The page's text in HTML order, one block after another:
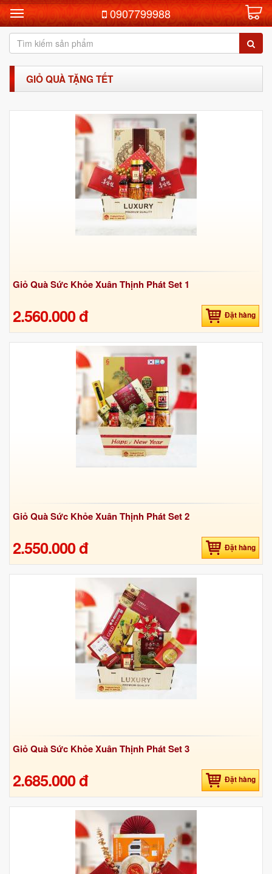
0907799988
GIỎ QUÀ TẶNG TẾT
Giỏ Quà Sức Khỏe Xuân Thịnh Phát Set 1
2.560.000 đ Đặt hàng
Giỏ Quà Sức Khỏe Xuân Thịnh Phát Set 2
2.550.000 đ Đặt hàng
Giỏ Quà Sức Khỏe Xuân Thịnh Phát Set 3
2.685.000 đ Đặt hàng